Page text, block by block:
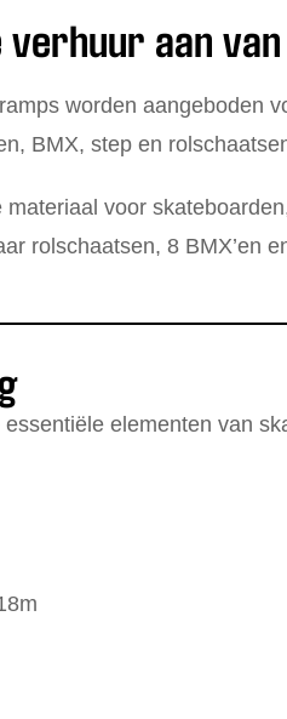
aan
worden aangeboden
BMX, step en
voor
rolschaatsen, 8 BMX’en
elementen van